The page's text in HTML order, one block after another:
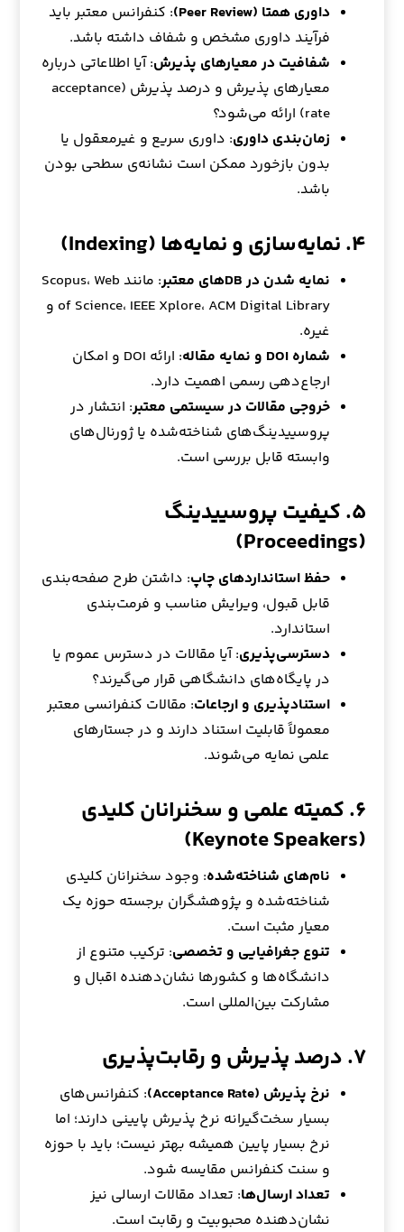
داوری همتا (Peer Review)
: کنفرانس معتبر باید
فرآیند داوری مشخص و شفاف داشته باشد.
شفافیت در معیارهای پذیرش: آیا اطلاعاتی درباره
معیارهای پذیرش و درصد پذیرش (acceptance
rate) ارائه می‌شود؟
زمان‌بندی داوری: داوری سریع و غیرمعقول یا
بدون بازخورد ممکن است نشانه‌ی سطحی بودن
باشد.
۴. نمایه‌سازی و نمایه‌ها (Indexing)
نمایه شدن در DBهای معتبر
: مانند Scopus، Web
of Science، IEEE Xplore، ACM Digital Library و
غیره.
شماره DOI و نمایه مقاله
: ارائه DOI و امکان
ارجاع‌دهی رسمی اهمیت دارد.
خروجی مقالات در سیستمی معتبر: انتشار در
پروسییدینگ‌های شناخته‌شده یا ژورنال‌های
وابسته قابل بررسی است.
۵. کیفیت پروسییدینگ
(Proceedings)
حفظ استانداردهای چاپ: داشتن طرح صفحه‌بندی
قابل قبول، ویرایش مناسب و فرمت‌بندی
استاندارد.
دسترسی‌پذیری: آیا مقالات در دسترس عموم یا
در پایگاه‌های دانشگاهی قرار می‌گیرند؟
استنادپذیری و ارجاعات: مقالات کنفرانسی معتبر
معمولاً قابلیت استناد دارند و در جستارهای
علمی نمایه می‌شوند.
۶. کمیته علمی و سخنرانان کلیدی
(Keynote Speakers)
نام‌های شناخته‌شده: وجود سخنرانان کلیدی
شناخته‌شده و پژوهشگران برجسته حوزه یک
معیار مثبت است.
تنوع جغرافیایی و تخصصی: ترکیب متنوع از
دانشگاه‌ها و کشورها نشان‌دهنده اقبال و
مشارکت بین‌المللی است.
۷. درصد پذیرش و رقابت‌پذیری
نرخ پذیرش (Acceptance Rate)
: کنفرانس‌های
بسیار سخت‌گیرانه نرخ پذیرش پایینی دارند؛ اما
نرخ بسیار پایین همیشه بهتر نیست؛ باید با حوزه
و سنت کنفرانس مقایسه شود.
تعداد ارسال‌ها: تعداد مقالات ارسالی نیز
نشان‌دهنده محبوبیت و رقابت است.